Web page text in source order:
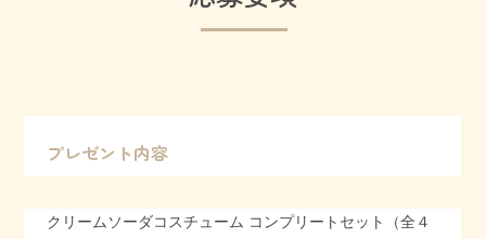
プレゼント内容
クリームソーダコスチューム コンプリートセット（全４